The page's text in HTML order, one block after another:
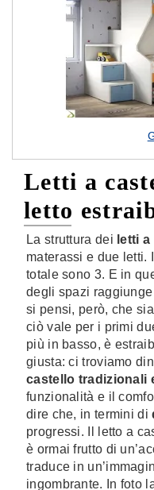
Letti a
letto
La struttura dei letti
materassi e due letti.
totale sono 3. E in
degli spazi
si pensi, però, che
ciò vale per i primi
più in basso, è
giusta: ci troviamo
castello tradizionali
funzionalità e il
dire che, in termini di
progressi. Il letto a
è ormai frutto di
traduce in
ingombrante. In foto